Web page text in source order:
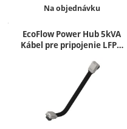
Dostupnosť:
Na objednávku
EcoFlow Power Hub 5kVA
Kábel pre pripojenie LFP…